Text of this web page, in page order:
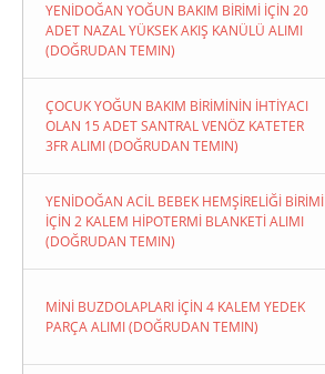
YENİDOĞAN YOĞUN BAKIM BİRİMİ İÇİN 20
ADET NAZAL YÜKSEK AKIŞ KANÜLÜ ALIMI
(DOĞRUDAN TEMIN)
ÇOCUK YOĞUN BAKIM BİRİMİNİN İHTİYACI
OLAN 15 ADET SANTRAL VENÖZ KATETER
3FR ALIMI (DOĞRUDAN TEMIN)
YENİDOĞAN ACİL BEBEK HEMŞİRELİĞİ BİRİMİ
İÇİN 2 KALEM HİPOTERMİ BLANKETİ ALIMI
(DOĞRUDAN TEMIN)
MİNİ BUZDOLAPLARI İÇİN 4 KALEM YEDEK
PARÇA ALIMI (DOĞRUDAN TEMIN)